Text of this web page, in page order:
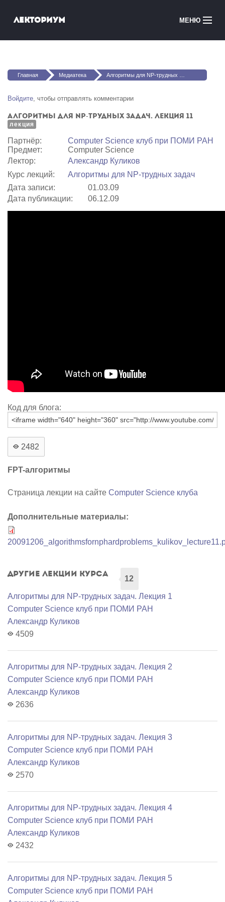
Лекториум МЕНЮ
Медиатека
Courses in English
Войти
Вы здесь
Главная Медиатека Алгоритмы для NP-трудных задач. Лекция 11
Войдите, чтобы отправлять комментарии
Алгоритмы для NP-трудных задач. Лекция 11
лекция
Партнёр:
Computer Science клуб при ПОМИ РАН
Предмет:
Computer Science
Лектор:
Александр Куликов
Курс лекций:
Алгоритмы для NP-трудных задач
Дата записи:
01.03.09
Дата публикации:
06.12.09
Код для блога:
2482
FPT-алгоритмы
Страница лекции на сайте Computer Science клуба
Дополнительные материалы:
Другие лекции курса
12
Алгоритмы для NP-трудных задач. Лекция 1
Computer Science клуб при ПОМИ РАН
Александр Куликов
4509
Алгоритмы для NP-трудных задач. Лекция 2
Computer Science клуб при ПОМИ РАН
Александр Куликов
2636
Алгоритмы для NP-трудных задач. Лекция 3
Computer Science клуб при ПОМИ РАН
Александр Куликов
2570
Алгоритмы для NP-трудных задач. Лекция 4
Computer Science клуб при ПОМИ РАН
Александр Куликов
2432
Алгоритмы для NP-трудных задач. Лекция 5
Computer Science клуб при ПОМИ РАН